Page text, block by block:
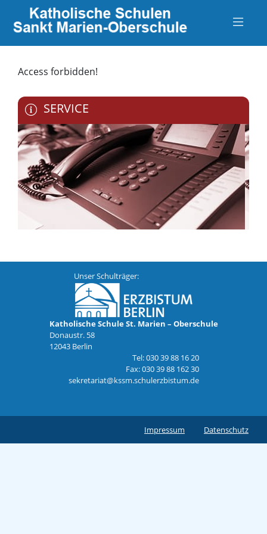
Access forbidden!
SERVICE
Unser Schulträger:
Katholische Schule St. Marien – Oberschule
Donaustr. 58
12043 Berlin
Tel: 030 39 88 16 20
Fax: 030 39 88 162 30
sekretariat@kssm.schulerzbistum.de
Impressum Datenschutz